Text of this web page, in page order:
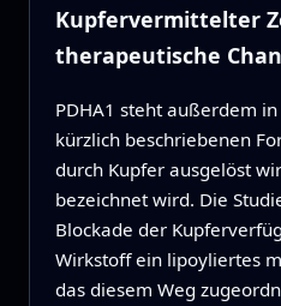
Kupfervermittelter
therapeutische
PDHA1 steht außerdem
kürzlich beschriebenen
durch Kupfer ausgelöst
bezeichnet wird. Die
Blockade der
Wirkstoff ein lipoyliertes
das diesem Weg